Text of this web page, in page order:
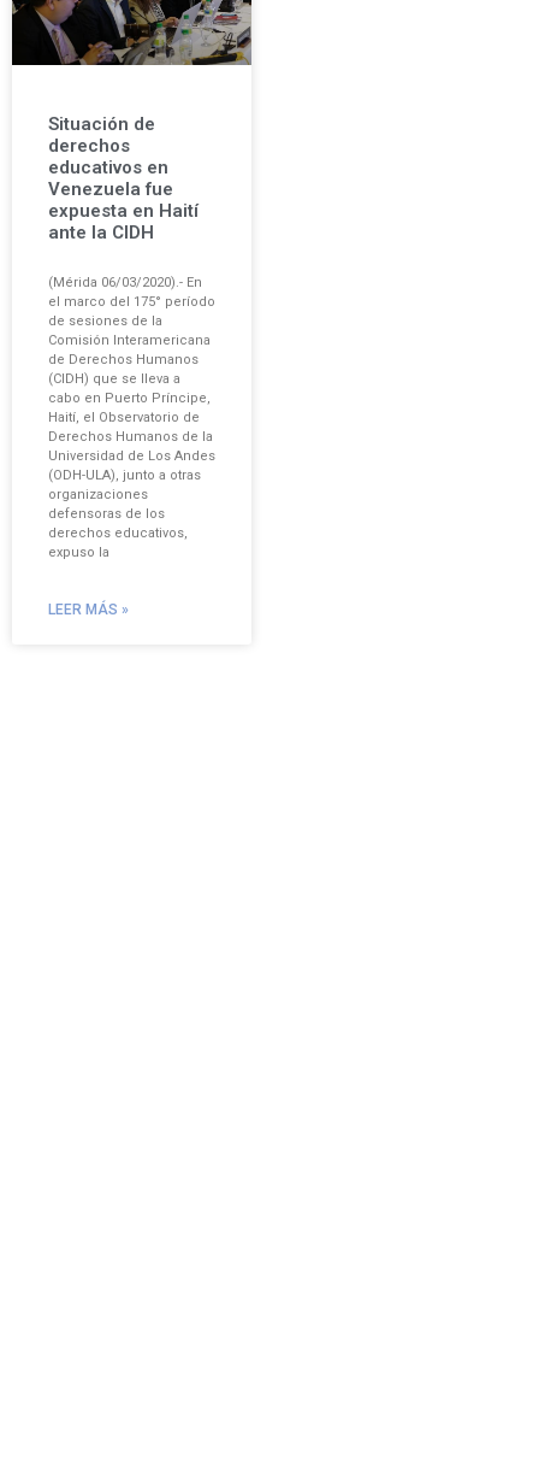
Situación de
derechos
educativos en
Venezuela fue
expuesta en Haití
ante la CIDH
(Mérida 06/03/2020).- En
el marco del 175° período
de sesiones de la
Comisión Interamericana
de Derechos Humanos
(CIDH) que se lleva a
cabo en Puerto Príncipe,
Haití, el Observatorio de
Derechos Humanos de la
Universidad de Los Andes
(ODH-ULA), junto a otras
organizaciones
defensoras de los
derechos educativos,
expuso la
LEER MÁS »